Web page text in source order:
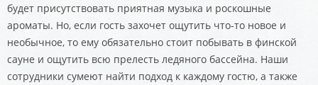
будет присутствовать приятная музыка и роскошные
ароматы. Но, если гость захочет ощутить что-то новое и
необычное, то ему обязательно стоит побывать в финской
сауне и ощутить всю прелесть ледяного бассейна. Наши
сотрудники сумеют найти подход к каждому гостю, а также